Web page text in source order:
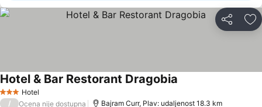
Deli
3 Zvezdice
Hotel
Hotel & Bar Restorant Dragobia
/ Ocena nije dostupna Bajram Curr, Plav: udaljenost 18.3 km